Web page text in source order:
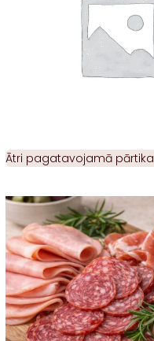
Ātri pagatavojamā pārtika